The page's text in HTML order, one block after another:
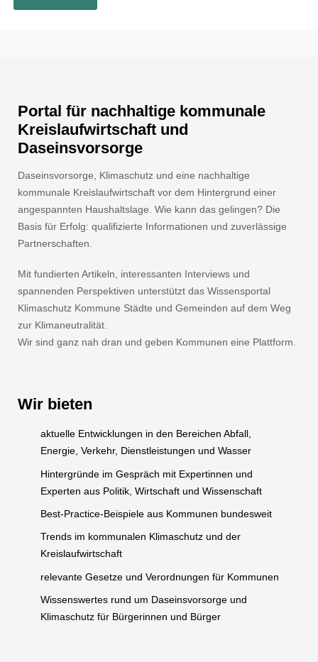
Portal für nachhaltige kommunale
Kreislaufwirtschaft und
Daseinsvorsorge
Daseinsvorsorge, Klimaschutz und eine nachhaltige
kommunale Kreislaufwirtschaft vor dem Hintergrund einer
angespannten Haushaltslage. Wie kann das gelingen? Die
Basis für Erfolg: qualifizierte Informationen und zuverlässige
Partnerschaften.
Mit fundierten Artikeln, interessanten Interviews und
spannenden Perspektiven unterstützt das Wissensportal
Klimaschutz Kommune Städte und Gemeinden auf dem Weg
zur Klimaneutralität.
Wir sind ganz nah dran und geben Kommunen eine Plattform.
Wir bieten
aktuelle Entwicklungen in den Bereichen Abfall,
Energie, Verkehr, Dienstleistungen und Wasser
Hintergründe im Gespräch mit Expertinnen und
Experten aus Politik, Wirtschaft und Wissenschaft
Best-Practice-Beispiele aus Kommunen bundesweit
Trends im kommunalen Klimaschutz und der
Kreislaufwirtschaft
relevante Gesetze und Verordnungen für Kommunen
Wissenswertes rund um Daseinsvorsorge und
Klimaschutz für Bürgerinnen und Bürger